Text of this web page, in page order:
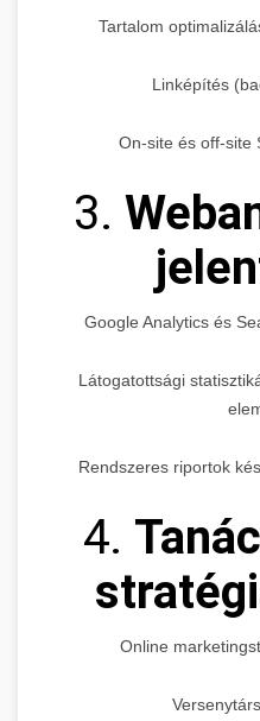
Tartalom
Linképítés
On-site és off-site
3.
Google Analytics és
Látogatottsági
Rendszeres riportok
4.
Online